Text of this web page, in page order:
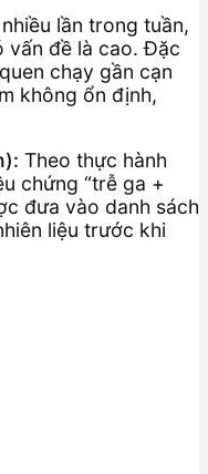
lần trong tuần,
vấn đề là cao. Đặc
chạy gần cạn
không ổn định,
Theo thực hành
chứng “trễ ga +
đưa vào danh sách
liệu trước khi